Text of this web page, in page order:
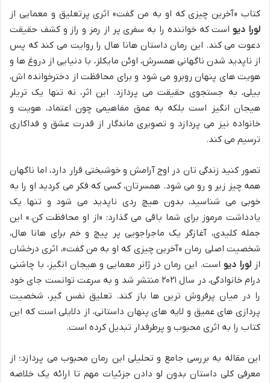
کتاب «آخرین چیزی که او به من گفت» اثری پرتعلیق و معمایی از
لورا دیواست که خواننده را به سفری پر از رمز و راز و کشف حقیقت
دعوت می کند. این رمان داستان هانا هال را روایت می کند که پس
از ناپدید شدن ناگهانی همسرش، اوئن مایکلز، با دنیایی از دروغ ها و
هویت های پنهان روبرو می شود و برای محافظت از دخترخوانده اش،
بیلی، به جستجوی حقیقت می پردازد. این اثر، نه تنها یک تریلر
هیجان انگیز است بلکه به عمق مفاهیمی چون اعتماد، هویت و
خانواده نیز می پردازد و تصویری ماندگار از قدرت عشق و فداکاری
ترسیم می کند.
تصور کنید زندگی تان در اوج آرامش و خوشبختی قرار دارد، اما ناگهان
همه چیز زیر و رو می شود. همسرتان، کسی که فکر می کردید او را به
خوبی می شناسید، بدون هیچ ردی ناپدید می شود و تنها یک
یادداشت مرموز برای شما باقی می گذارد: «از او محافظت کن.» این
جمله کلیدی، آغازگر یک ماجراجویی پر پیچ و خم برای هانا هال،
شخصیت اصلی رمان «آخرین چیزی که او به من گفت»، اثری درخشان
از لورا دیواست. این رمان در ژانر معمایی و هیجان انگیز، با چاشنی
درام خانوادگی، در سال ۲۰۲۱ منتشر شد و به سرعت توانست جای خود
را در میان پرفروش ترین ها باز کند. تعلیق نفس گیر، شخصیت
پردازی های عمیق و لایه های پنهان داستانی، از دلایلی است که این
کتاب را به اثری محبوب و پرطرفدار تبدیل کرده است.
این مقاله به بررسی جامع و تحلیلی این رمان محبوب می پردازد؛ از
معرفی کلی داستان بدون لو دادن جزئیات مهم تا ارائه یک خلاصه